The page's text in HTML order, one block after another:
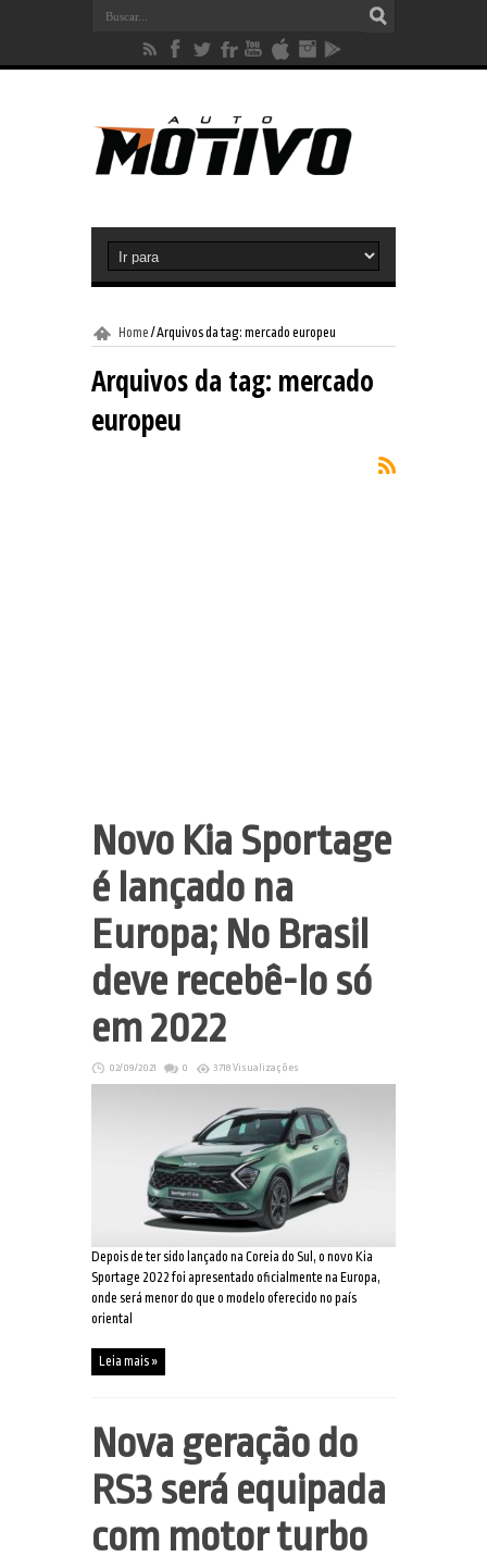
Home /Arquivos da tag: mercado europeu
Arquivos da tag: mercado
europeu
Novo Kia Sportage
é lançado na
Europa; No Brasil
deve recebê-lo só
em 2022
02/09/2021 0 3718 Visualizações
Depois de ter sido lançado na Coreia do Sul, o novo Kia
Sportage 2022 foi apresentado oficialmente na Europa,
onde será menor do que o modelo oferecido no país
oriental
Leia mais »
Nova geração do
RS3 será equipada
com motor turbo